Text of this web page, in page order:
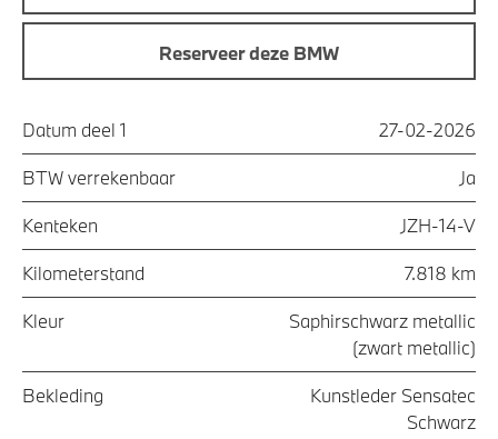
Reserveer deze BMW
Datum deel 1 27-02-2026
BTW verrekenbaar Ja
Kenteken JZH-14-V
Kilometerstand 7.818 km
Kleur
Saphirschwarz metallic
(zwart metallic)
Bekleding
Kunstleder Sensatec
Schwarz